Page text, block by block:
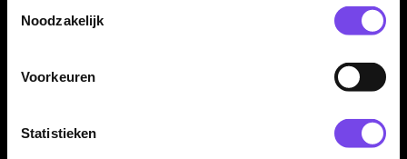
Noodzakelijk
Voorkeuren
Statistieken
BULL'S Danny Jansen